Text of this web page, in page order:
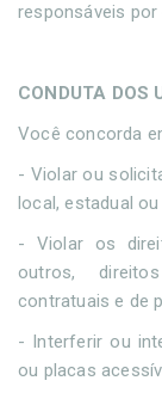
responsáveis por
CONDUTA DOS
Você concorda
- Violar ou
local, estadual
- Violar os
outros,
contratuais e de
- Interferir ou
ou placas